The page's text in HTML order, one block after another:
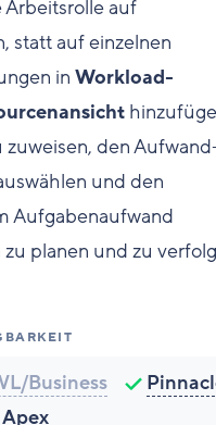
auf
statt auf einzelnen
in Workload-
den
und den
Aufgabenaufwand
planen und zu
Business
Apex